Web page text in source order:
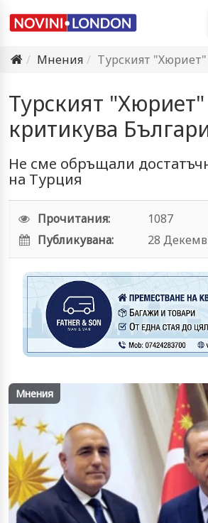
Мнения
Турският "Хюриет"
Турският "Хюриет"
критикува
Не сме обръщали
на Турция
Прочитания:
1087
Публикувана:
28
Мнения